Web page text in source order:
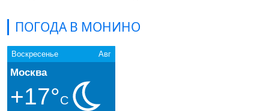
ПОГОДА В МОНИНО
Воскресенье Авг
Москва
+17°C